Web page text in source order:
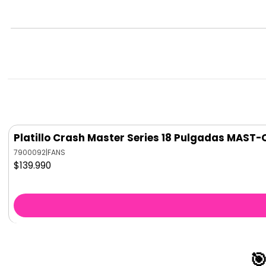
Platillo Crash Master Series 18 Pulgadas MAST-
7900092|FANS
$139.990